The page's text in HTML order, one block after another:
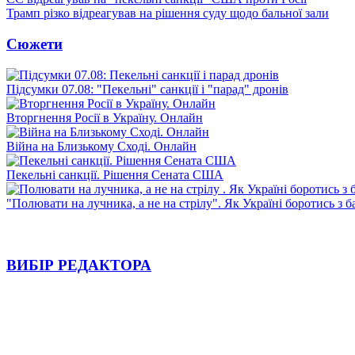
Трамп різко відреагував на рішення суду щодо бальної зали
Сюжети
Підсумки 07.08: "Пекельні" санкції і "парад" дронів
Вторгнення Росії в Україну. Онлайн
Війна на Близькому Сході. Онлайн
Пекельні санкції. Рішення Сената США
"Полювати на лучника, а не на стрілу". Як Україні боротись з
ВИБІР РЕДАКТОРА